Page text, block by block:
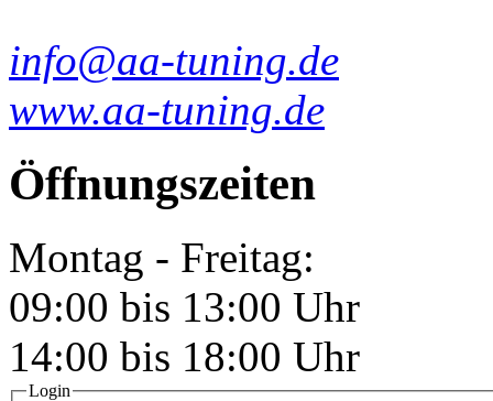
info@aa-tuning.de
www.aa-tuning.de
Öffnungszeiten
Montag - Freitag:
09:00 bis 13:00 Uhr
14:00 bis 18:00 Uhr
Login